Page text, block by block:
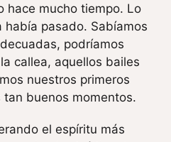
hace mucho tiempo. Lo
había pasado. Sabíamos
podríamos
callea, aquellos bailes
nuestros primeros
buenos momentos.
el espíritu más